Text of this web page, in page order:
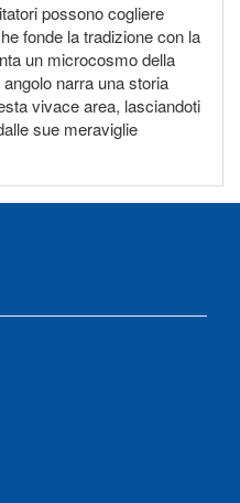
possono cogliere
fonde la tradizione con la
un microcosmo della
narra una storia
vivace area, lasciandoti
sue meraviglie